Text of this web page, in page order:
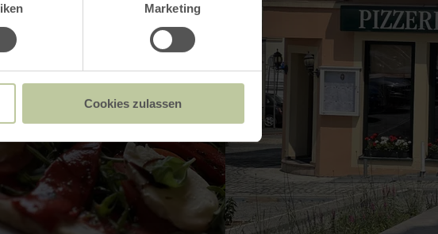
Marketing
Cookies zulassen